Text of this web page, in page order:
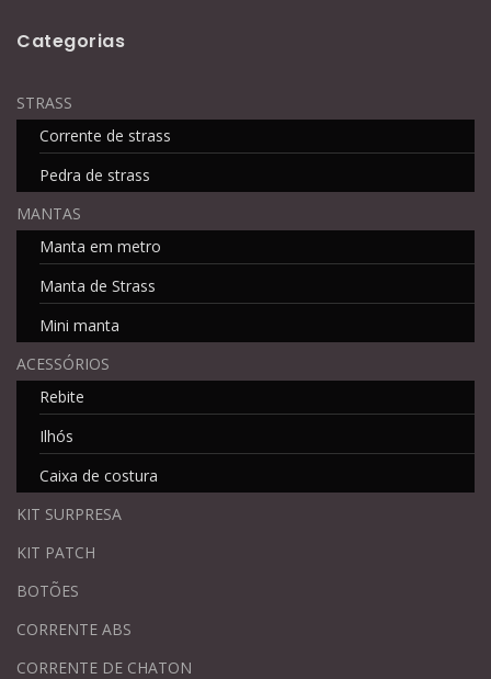
Categorias
STRASS
Corrente de strass
Pedra de strass
MANTAS
Manta em metro
Manta de Strass
Mini manta
ACESSÓRIOS
Rebite
Ilhós
Caixa de costura
KIT SURPRESA
KIT PATCH
BOTÕES
CORRENTE ABS
CORRENTE DE CHATON